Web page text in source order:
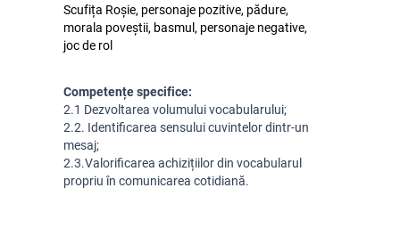
Scufița Roșie, personaje pozitive, pădure,
morala poveștii, basmul, personaje negative,
joc de rol
Competențe specifice:
2.1 Dezvoltarea volumului vocabularului;
2.2. Identificarea sensului cuvintelor dintr-un
mesaj;
2.3.Valorificarea achizițiilor din vocabularul
propriu în comunicarea cotidiană.